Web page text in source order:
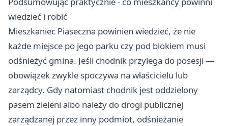
wiedzieć i robić
Mieszkaniec Piaseczna powinien wiedzieć, że nie
każde miejsce po jego parku czy pod blokiem musi
odśnieżyć gmina. Jeśli chodnik przylega do posesji —
obowiązek zwykle spoczywa na właścicielu lub
zarządcy. Gdy natomiast chodnik jest oddzielony
pasem zieleni albo należy do drogi publicznej
zarządzanej przez inny podmiot, odśnieżanie